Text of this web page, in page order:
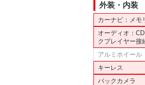
外装・内装
カーナビ：メモ
オーディオ：
クプレイヤー接
アルミホイール
キーレス
バックカメラ